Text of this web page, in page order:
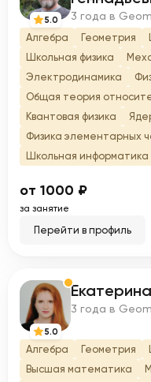
5.0 3 года в
Алгебра Геометрия
Школьная физика
Электродинамика
Общая теория
Квантовая физика
Физика элементарных
Школьная информатика
от 1000 ₽
за занятие
Перейти в профиль
Е
5.0
3 года в
Алгебра Геометрия
Высшая математика